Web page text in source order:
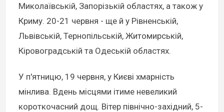
Миколаївській, Запорізькій областях, а також у
Криму. 20-21 червня - ще й у Рівненській,
Львівській, Тернопільській, Житомирській,
Кіровоградській та Одеській областях.
У п'ятницю, 19 червня, у Києві хмарність
мінлива. Вдень місцями ітиме невеликий
короткочасний дощ. Вітер північно-західний, 5-